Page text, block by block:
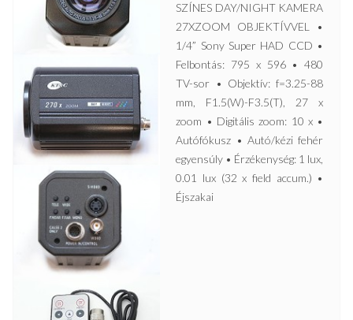
SZÍNES DAY/NIGHT KAMERA
27XZOOM OBJEKTÍVVEL •
1/4” Sony Super HAD CCD •
Felbontás: 795 x 596 • 480
TV-sor • Objektív: f=3.25-88
mm, F1.5(W)-F3.5(T), 27 x
zoom • Digitális zoom: 10 x •
Autófókusz • Autó/kézi fehér
egyensúly • Érzékenység: 1 lux,
0.01 lux (32 x field accum.) •
Éjszakai